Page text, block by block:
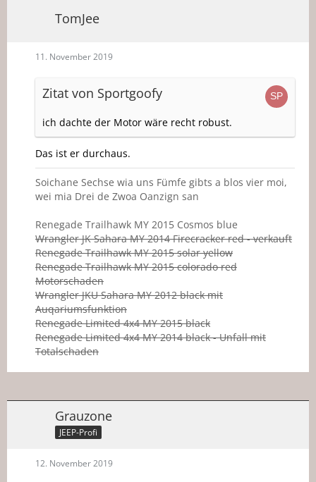
TomJee
11. November 2019
Zitat von Sportgoofy
ich dachte der Motor wäre recht robust.
Das ist er durchaus.
Soichane Sechse wia uns Fümfe gibts a blos vier moi,
wei mia Drei de Zwoa Oanzign san
Renegade Trailhawk MY 2015 Cosmos blue
Wrangler JK Sahara MY 2014 Firecracker red - verkauft
Renegade Trailhawk MY 2015 solar yellow
Renegade Trailhawk MY 2015 colorado red
Motorschaden
Wrangler JKU Sahara MY 2012 black mit
Auqariumsfunktion
Renegade Limited 4x4 MY 2015 black
Renegade Limited 4x4 MY 2014 black - Unfall mit
Totalschaden
Grauzone
JEEP-Profi
12. November 2019